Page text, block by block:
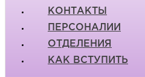
КОНТАКТЫ
ПЕРСОНАЛИИ
ОТДЕЛЕНИЯ
КАК ВСТУПИТЬ